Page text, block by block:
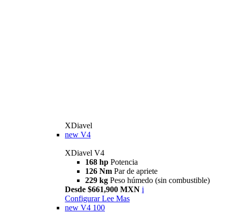
XDiavel
new V4
XDiavel V4
168 hp Potencia
126 Nm Par de apriete
229 kg Peso húmedo (sin combustible)
Desde $661,900 MXN i
Configurar Lee Mas
new V4 100